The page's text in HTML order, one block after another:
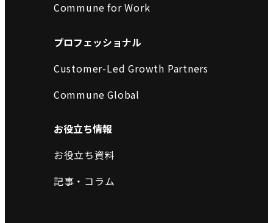
Commune for Work
プロフェッショナル
Customer-Led Growth Partners
Commune Global
お役立ち情報
お役立ち資料
記事・コラム